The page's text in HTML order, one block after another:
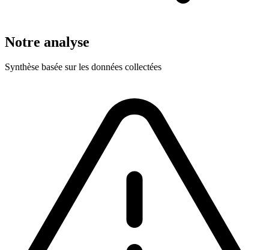
Notre analyse
Synthèse basée sur les données collectées